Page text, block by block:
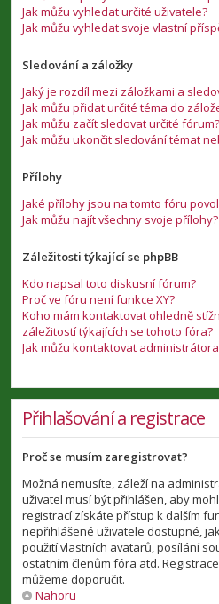
Jak můžu vyhledat určité uživatele?
Jak můžu vyhledat svoje vlastní
Sledování a záložky
Jaký je rozdíl mezi záložkami a
Jak můžu přidat určité téma do
Jak můžu začít sledovat určité fórum?
Jak můžu ukončit sledování témat
Přílohy
Jaké přílohy jsou na tomto fóru
Jak můžu najít všechny svoje přílohy?
Záležitosti týkající se phpBB
Kdo napsal toto diskusní fórum?
Proč ve fóru není funkce XY?
Koho mám kontaktovat ohledně
záležitostí týkajících se tohoto fóra?
Jak můžu kontaktovat
Přihlašování a registrace
Proč se musím zaregistrovat?
Možná nemusíte, záleží na
uživatel musí být přihlášen, aby
registrací získáte přístup k dalším
nepřihlášené uživatele dostupné,
použití vlastních avatarů, posílání
ostatním členům fóra atd.
můžeme doporučit.
Nahoru